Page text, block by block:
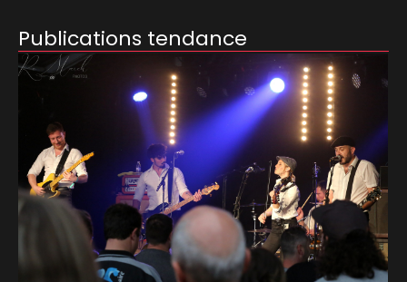
Publications tendance